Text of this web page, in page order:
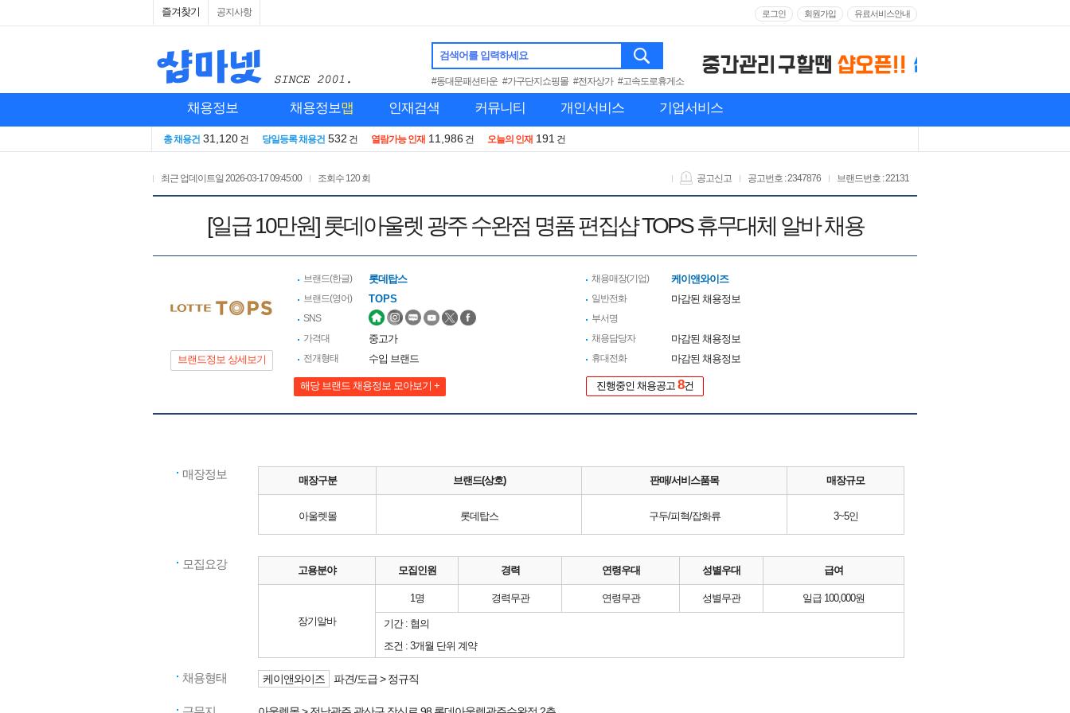
즐겨찾기 공지사항 로그인 회원가입 유료서비스안내
검색어를 입력하세요
#동대문패션타운 #가구단지쇼핑몰 #전자상가 #고속도로휴게소
채용정보 채용정보맵 인재검색 커뮤니티 개인서비스 기업서비스
총 채용건 31,120 건 당일등록 채용건 532 건 열람가능 인재 11,986 건 오늘의 인재 191 건
최근 업데이트일 2026-03-17 09:45:00 조회수 120 회 브랜드번호 : 22131
공고번호 : 2347876
공고신고
[일급 10만원] 롯데아울렛 광주 수완점 명품 편집샵 TOPS 휴무대체 알바 채용
브랜드정보 상세보기
브랜드(한글) 롯데탑스
브랜드(영어) TOPS
SNS
가격대
중고가
전개형태 수입 브랜드
해당 브랜드 채용정보 모아보기 +
채용매장(기업) 케이앤와이즈
일반전화 마감된 채용정보
부서명
채용담당자
마감된 채용정보
휴대전화 마감된 채용정보
진행중인 채용공고 8건
매장정보 매장구분 브랜드(상호) 판매/서비스품목 매장규모
아울렛몰 롯데탑스 구두/피혁/잡화류 3~5인
모집요강 고용분야 모집인원 경력 연령우대 성별우대 급여
장기알바
1명 경력무관 연령무관 성별무관 일급 100,000원
기간 : 협의
조건 : 3개월 단위 계약
채용형태 케이앤와이즈 파견/도급 > 정규직